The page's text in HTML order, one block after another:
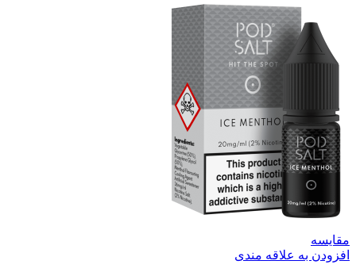
مقایسه
افزودن به علاقه مندی